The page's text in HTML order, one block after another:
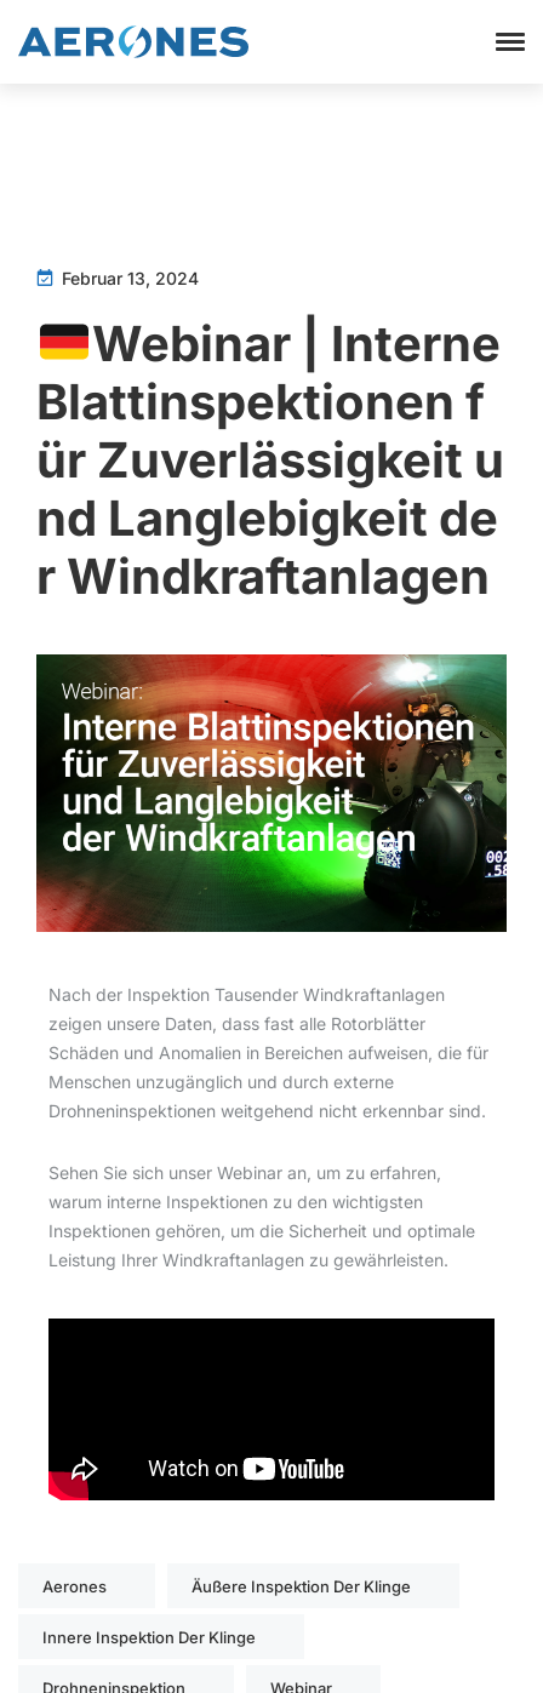
Februar 13, 2024
Webinar | Interne
Blattinspektionen f
ür Zuverlässigkeit u
nd Langlebigkeit de
r Windkraftanlagen
Nach der Inspektion Tausender Windkraftanlagen
zeigen unsere Daten, dass fast alle Rotorblätter
Schäden und Anomalien in Bereichen aufweisen, die für
Menschen unzugänglich und durch externe
Drohneninspektionen weitgehend nicht erkennbar sind.
Sehen Sie sich unser Webinar an, um zu erfahren,
warum interne Inspektionen zu den wichtigsten
Inspektionen gehören, um die Sicherheit und optimale
Leistung Ihrer Windkraftanlagen zu gewährleisten.
Aerones Äußere Inspektion Der Klinge
Innere Inspektion Der Klinge
Drohneninspektion Webinar